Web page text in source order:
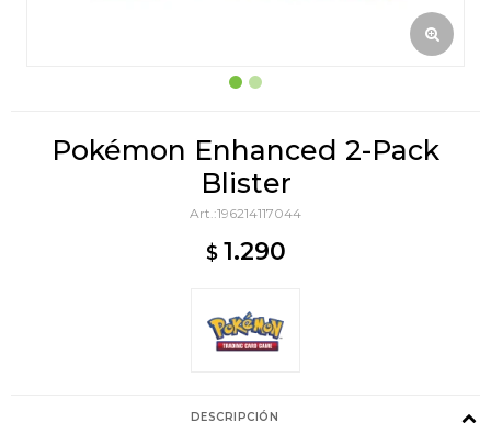
Pokémon Enhanced 2-Pack
Blister
196214117044
$ 1.290
DESCRIPCIÓN